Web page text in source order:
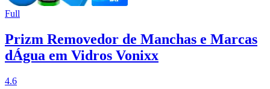
Full
Prizm Removedor de Manchas e Marcas
dÁgua em Vidros Vonixx
4.6